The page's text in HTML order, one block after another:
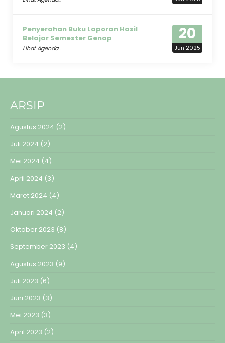
20
Jun 2025
Penyerahan Buku Laporan Hasil
Belajar Semester Genap
Lihat Agenda...
ARSIP
Agustus 2024 (2)
Juli 2024 (2)
Mei 2024 (4)
April 2024 (3)
Maret 2024 (4)
Januari 2024 (2)
Oktober 2023 (8)
September 2023 (4)
Agustus 2023 (9)
Juli 2023 (6)
Juni 2023 (3)
Mei 2023 (3)
April 2023 (2)